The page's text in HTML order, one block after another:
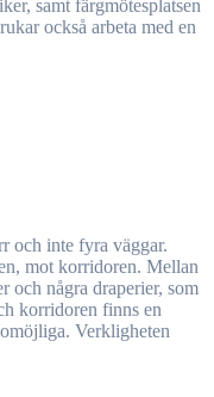
samt färgmötesplatsen
också arbeta med en
mot korridoren. Mellan
och några draperier, som
korridoren finns en
Verkligheten